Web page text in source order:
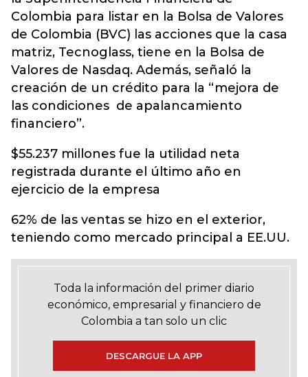
Colombia para listar en la Bolsa de Valores
de Colombia (BVC) las acciones que la casa
matriz, Tecnoglass, tiene en la Bolsa de
Valores de Nasdaq. Además, señaló la
creación de un crédito para la “mejora de
las condiciones de apalancamiento
financiero”.
$55.237 millones fue la utilidad neta
registrada durante el último año en
ejercicio de la empresa
62% de las ventas se hizo en el exterior,
teniendo como mercado principal a EE.UU.
Toda la información del primer diario
económico, empresarial y financiero de
Colombia a tan solo un clic
DESCARGUE LA APP